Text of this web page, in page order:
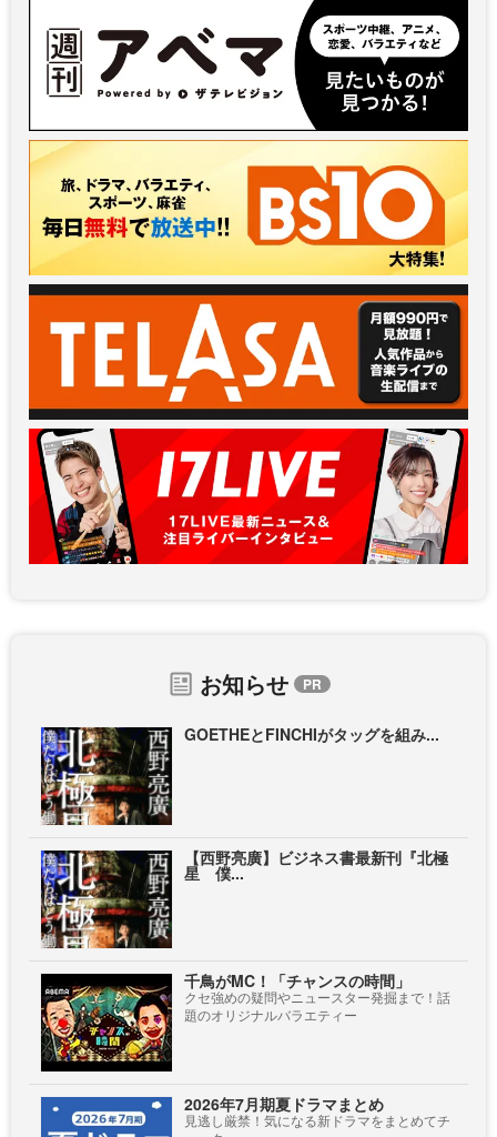
お知らせ
GOETHEとFINCHIがタッグを組み...
【西野亮廣】ビジネス書最新刊『北極
星 僕...
千鳥がMC！「チャンスの時間」
クセ強めの疑問やニュースター発掘まで！話
題のオリジナルバラエティー
2026年7月期夏ドラマまとめ
見逃し厳禁！気になる新ドラマをまとめてチ